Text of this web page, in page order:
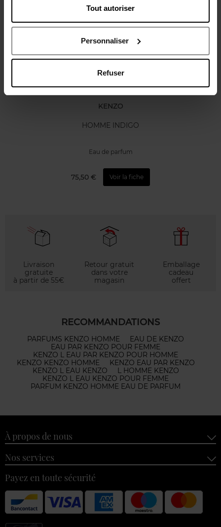
Tout autoriser
Personnaliser
Refuser
Vous aimerez peut-être
KENZO
HOMME INDIGO
Eau de parfum
75,50 € Voir la fiche
Livraison
gratuite
à partir de 55€
Retour gratuit
dans votre
magasin
Emballage
cadeau
offert
RECOMMANDATIONS
PARFUMS KENZO HOMME
EAU DE KENZO
EAU PAR KENZO POUR FEMME
KENZO L EAU PAR KENZO POUR HOMME
KENZO KENZO HOMME
KENZO EAU PAR KENZO
KENZO L EAU KENZO
L HOMME KENZO
KENZO L EAU KENZO POUR FEMME
PARFUM KENZO HOMME EAU DE PARFUM
À propos de nous
Nos services
Payez en toute sécurité